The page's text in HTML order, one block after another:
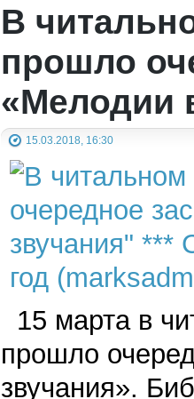
В
прошло
«Мелодии
15.03.2018, 16:30
15 марта в
прошло
звучания».